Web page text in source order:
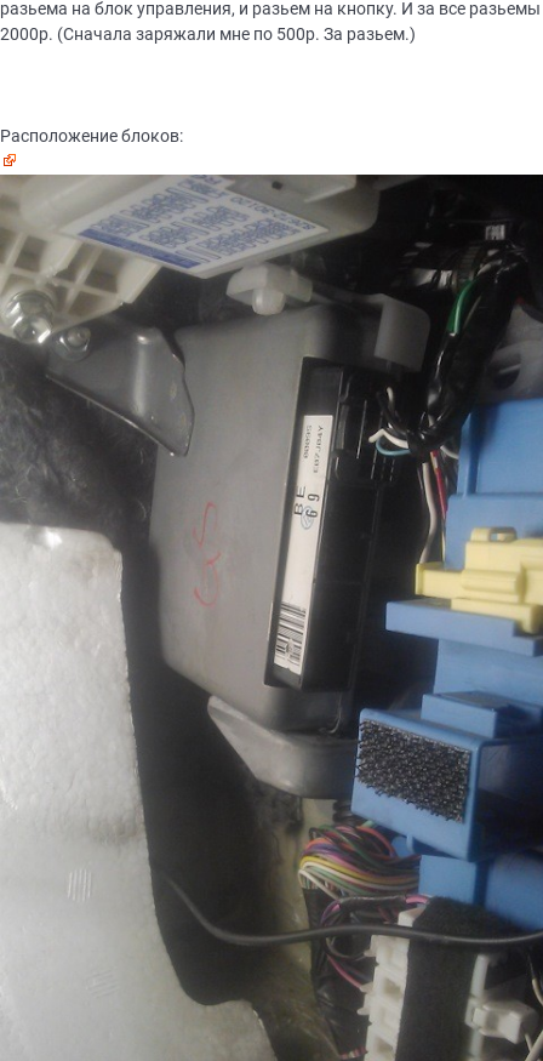
разьема на блок управления, и разьем на кнопку. И за все разьемы
2000р. (Сначала заряжали мне по 500р. За разьем.)
Расположение блоков: